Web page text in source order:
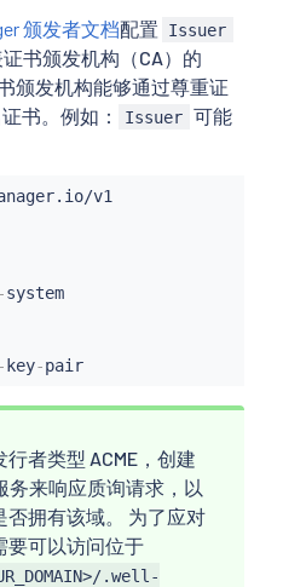
颁发者文档配置 Issuer
书颁发机构（CA）的
颁发机构能够通过尊重证
书。例如：
Issuer 可能
system
key-pair
者类型 ACME，创建
务来响应质询请求，以
否拥有该域。 为了应对
要可以访问位于
.well-